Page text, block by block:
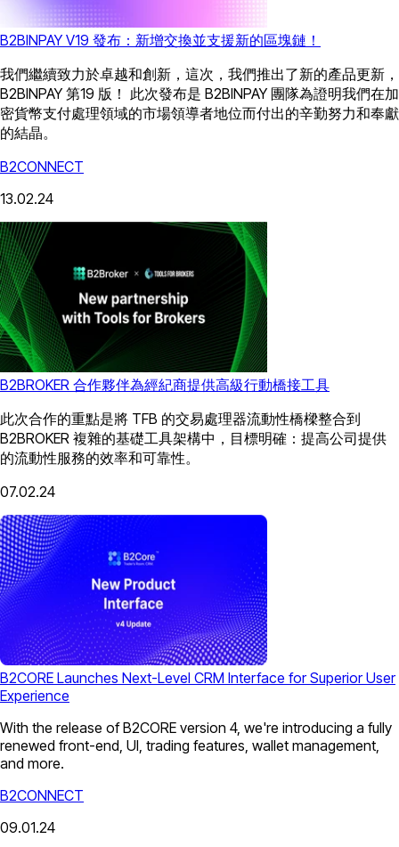
B2BINPAY V19 發布：新增交換並支援新的區塊鏈！
我們繼續致力於卓越和創新，這次，我們推出了新的產品更新，
B2BINPAY 第19 版！ 此次發布是 B2BINPAY 團隊為證明我們在加
密貨幣支付處理領域的市場領導者地位而付出的辛勤努力和奉獻
的結晶。
B2CONNECT
13.02.24
B2BROKER 合作夥伴為經紀商提供高級行動橋接工具
此次合作的重點是將 TFB 的交易處理器流動性橋樑整合到
B2BROKER 複雜的基礎工具架構中，目標明確：提高公司提供
的流動性服務的效率和可靠性。
07.02.24
B2CORE Launches Next-Level CRM Interface for Superior User
Experience
With the release of B2CORE version 4, we're introducing a fully
renewed front-end, UI, trading features, wallet management,
and more.
B2CONNECT
09.01.24